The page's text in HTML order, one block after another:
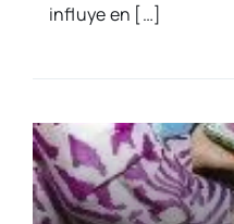
influ­ye en […]